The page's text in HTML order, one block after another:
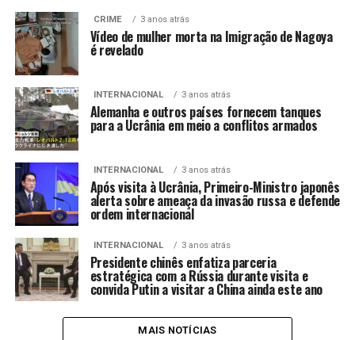
CRIME 3 anos atrás
Vídeo de mulher morta na Imigração de Nagoya
é revelado
INTERNACIONAL 3 anos atrás
Alemanha e outros países fornecem tanques
para a Ucrânia em meio a conflitos armados
INTERNACIONAL 3 anos atrás
Após visita à Ucrânia, Primeiro-Ministro japonês
alerta sobre ameaça da invasão russa e defende
ordem internacional
INTERNACIONAL 3 anos atrás
Presidente chinês enfatiza parceria
estratégica com a Rússia durante visita e
convida Putin a visitar a China ainda este ano
MAIS NOTÍCIAS